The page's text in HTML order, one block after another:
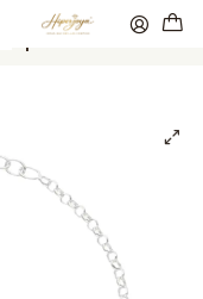
plata